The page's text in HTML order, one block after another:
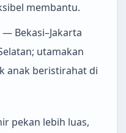
membantu.
— Bekasi–Jakarta
utamakan
anak beristirahat di
pekan lebih luas,